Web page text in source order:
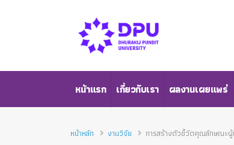
หน้าแรก เกี่ยวกับเรา ผลงานเผยแพร่
หน้าหลัก งานวิจัย การสร้างตัวชี้วัดคุณลักษณะผู้